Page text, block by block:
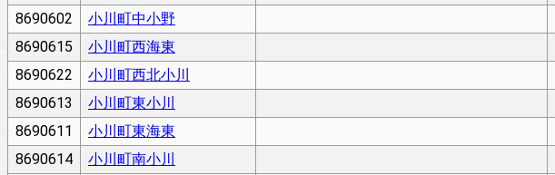
8690602
小川町中小野
8690615
小川町西海東
8690622
小川町西北小川
8690613
小川町東小川
8690611
小川町東海東
8690614
小川町南小川